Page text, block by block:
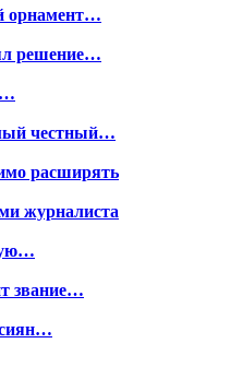
орнамент…
решение…
честный…
расширять
журналиста
звание…